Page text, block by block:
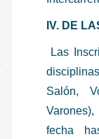
IV. DE
Las
Salón,
fecha